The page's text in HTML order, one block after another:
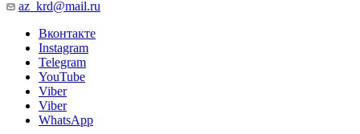
az_krd@mail.ru
Вконтакте
Instagram
Telegram
YouTube
Viber
Viber
WhatsApp